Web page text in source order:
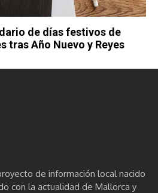
de días festivos de
tras Año Nuevo y Reyes
de información local nacido
con la actualidad de Mallorca y